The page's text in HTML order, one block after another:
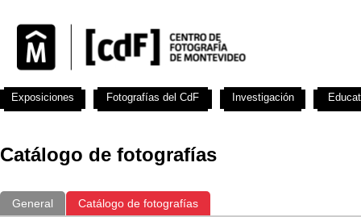
Catálogo de fotografías
General Catálogo de fotografías
Exposiciones Fotografías del CdF Investigación